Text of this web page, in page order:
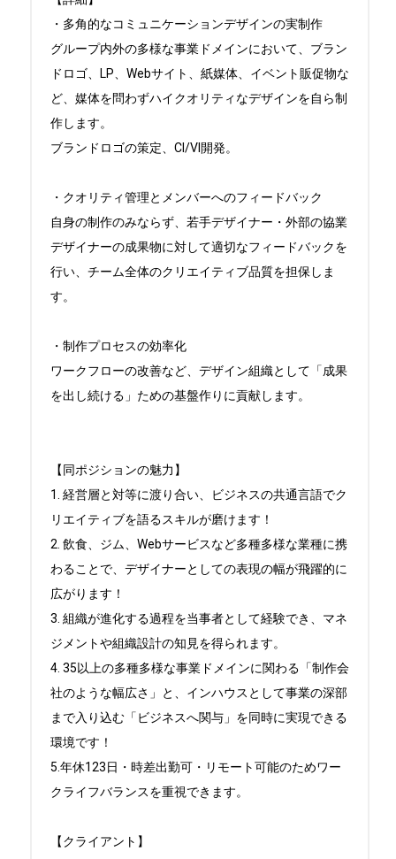
・多角的なコミュニケーションデザインの実制作
グループ内外の多様な事業ドメインにおいて、ブラン
ドロゴ、LP、Webサイト、紙媒体、イベント販促物な
ど、媒体を問わずハイクオリティなデザインを自ら制
作します。
ブランドロゴの策定、CI/VI開発。
・クオリティ管理とメンバーへのフィードバック
自身の制作のみならず、若手デザイナー・外部の協業
デザイナーの成果物に対して適切なフィードバックを
行い、チーム全体のクリエイティブ品質を担保しま
す。
・制作プロセスの効率化
ワークフローの改善など、デザイン組織として「成果
を出し続ける」ための基盤作りに貢献します。
【同ポジションの魅力】
1. 経営層と対等に渡り合い、ビジネスの共通言語でク
リエイティブを語るスキルが磨けます！
2. 飲食、ジム、Webサービスなど多種多様な業種に携
わることで、デザイナーとしての表現の幅が飛躍的に
広がります！
3. 組織が進化する過程を当事者として経験でき、マネ
ジメントや組織設計の知見を得られます。
4. 35以上の多種多様な事業ドメインに関わる「制作会
社のような幅広さ」と、インハウスとして事業の深部
まで入り込む「ビジネスへ関与」を同時に実現できる
環境です！
5.年休123日・時差出勤可・リモート可能のためワー
クライフバランスを重視できます。
【クライアント】